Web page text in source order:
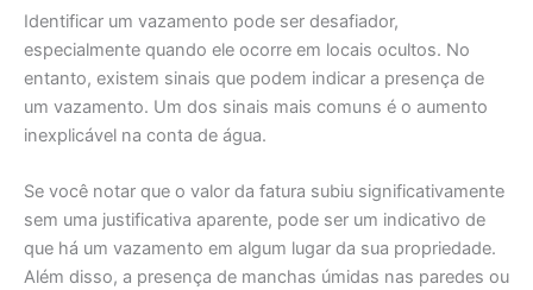
Identificar um vazamento pode ser desafiador,
especialmente quando ele ocorre em locais ocultos. No
entanto, existem sinais que podem indicar a presença de
um vazamento. Um dos sinais mais comuns é o aumento
inexplicável na conta de água.
Se você notar que o valor da fatura subiu significativamente
sem uma justificativa aparente, pode ser um indicativo de
que há um vazamento em algum lugar da sua propriedade.
Além disso, a presença de manchas úmidas nas paredes ou